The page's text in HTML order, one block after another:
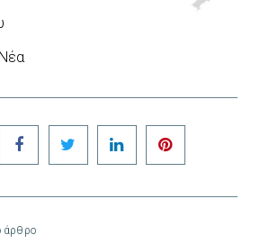
Facebook Twitter LinkedIn
άρθρο